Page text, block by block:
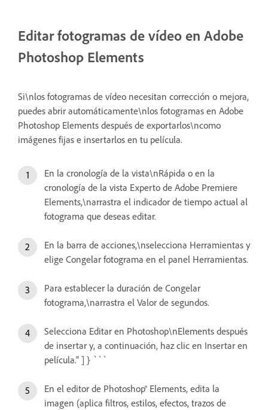
Editar fotogramas de vídeo en Adobe
Photoshop Elements
Si\nlos fotogramas de vídeo necesitan corrección o mejora,
puedes abrir automáticamente\nlos fotogramas en Adobe
Photoshop Elements después de exportarlos\ncomo
imágenes fijas e insertarlos en tu película.
En la cronología de la vista\nRápida o en la
cronología de la vista Experto de Adobe Premiere
Elements,\narrastra el indicador de tiempo actual al
fotograma que deseas editar.
En la barra de acciones,\nselecciona Herramientas y
elige Congelar fotograma en el panel Herramientas.
Para establecer la duración de Congelar
fotograma,\narrastra el Valor de segundos.
Selecciona Editar en Photoshop\nElements después
de insertar y, a continuación, haz clic en Insertar en
película." ] } ```
En el editor de Photoshop® Elements, edita la
imagen (aplica filtros, estilos, efectos, trazos de